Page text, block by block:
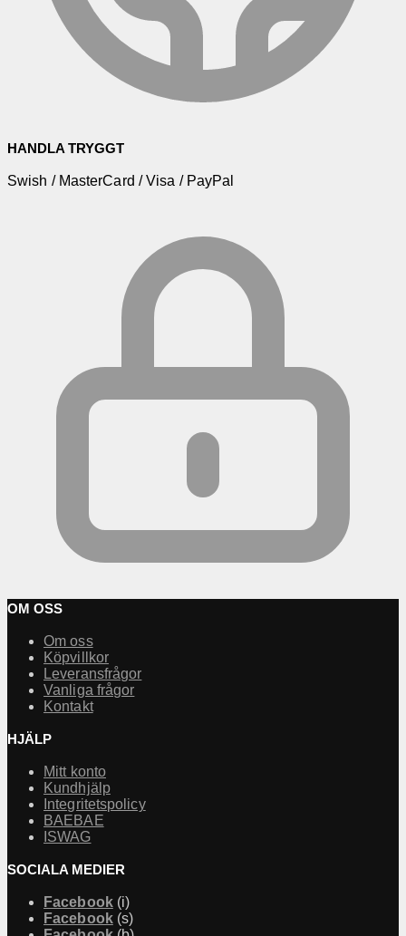
HANDLA TRYGGT
Swish / MasterCard / Visa / PayPal
OM OSS
Om oss
Köpvillkor
Leveransfrågor
Vanliga frågor
Kontakt
HJÄLP
Mitt konto
Kundhjälp
Integritetspolicy
BAEBAE
ISWAG
SOCIALA MEDIER
Facebook(i)
Facebook(s)